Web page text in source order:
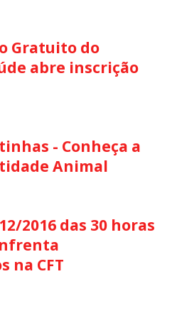
Gratuito do
abre inscrição
- Conheça a
Animal
2016 das 30 horas
na CFT